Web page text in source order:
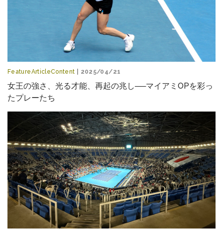
FeatureArticleContent | 2025/04/21
女王の強さ、光る才能、再起の兆し──マイアミOPを彩っ
たプレーたち